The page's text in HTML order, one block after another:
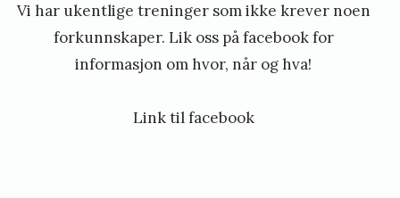
Vi har ukentlige treninger som ikke krever noen
forkunnskaper. Lik oss på facebook for
informasjon om hvor, når og hva!
Link til facebook